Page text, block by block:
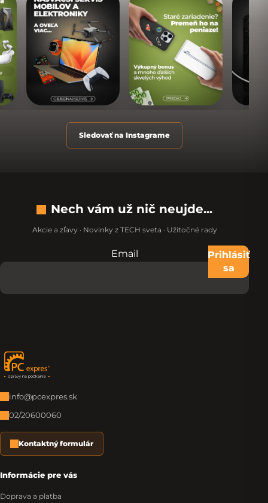
Sledovať na Instagrame
Nech vám už nič neujde...
Akcie a zľavy · Novinky z TECH sveta · Užitočné rady
Nevypĺňajte toto pole:
Email
Prihlásiť
sa
Zápätie
info@pcexpres.sk
02/20600060
Kontaktný formulár
Informácie pre vás
Doprava a platba